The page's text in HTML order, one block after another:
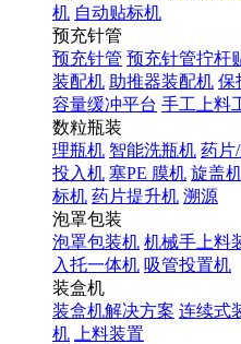
机 自动贴标机
预充针管
预充针管 预充针管拧杆
装配机 助推器装配机 保
容量缓冲平台 手工上料
数粒瓶装
理瓶机 智能洗瓶机 药片
投入机 塞PE 膜机 旋盖
标机 药片提升机 溯源
泡罩包装
泡罩包装机 机械手上料
入托一体机 吸管投置机
装盒机
装盒机解决方案 连续式
机
上料装置